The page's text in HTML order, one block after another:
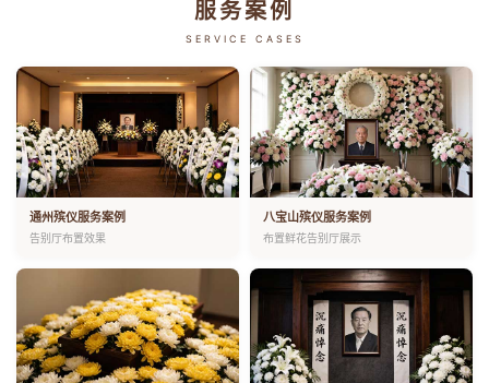
服务案例
SERVICE CASES
通州殡仪服务案例
告别厅布置效果
八宝山殡仪服务案例
布置鲜花告别厅展示